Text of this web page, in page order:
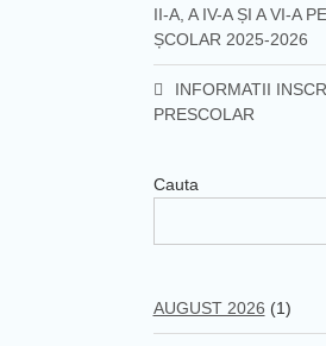
II-A, A IV-A ȘI A VI-A
ȘCOLAR 2025-2026
INFORMATII
PRESCOLAR
Cauta
AUGUST 2026 (1)